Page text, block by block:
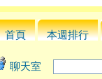
首頁 本週排行
聊天室